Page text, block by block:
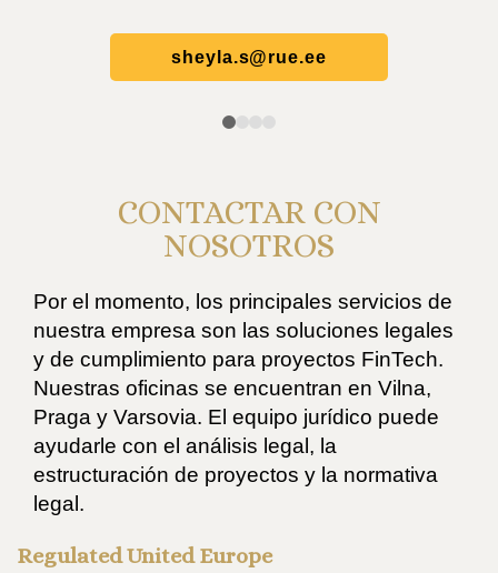
sheyla.s@rue.ee
CONTACTAR CON
NOSOTROS
Por el momento, los principales servicios de
nuestra empresa son las soluciones legales
y de cumplimiento para proyectos FinTech.
Nuestras oficinas se encuentran en Vilna,
Praga y Varsovia. El equipo jurídico puede
ayudarle con el análisis legal, la
estructuración de proyectos y la normativa
legal.
Regulated United Europe